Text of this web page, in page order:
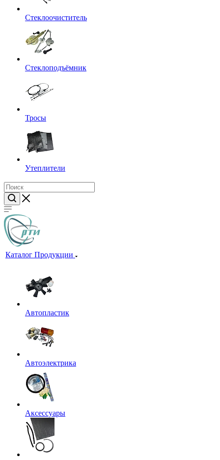
Стеклоочиститель
Стеклоподъёмник
Тросы
Утеплители
Каталог Продукции
Автопластик
Автоэлектрика
Аксессуары